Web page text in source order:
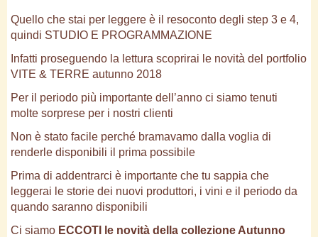
Quello che stai per leggere è il resoconto degli step 3 e 4,
quindi STUDIO E PROGRAMMAZIONE
Infatti proseguendo la lettura scoprirai le novità del portfolio
VITE & TERRE autunno 2018
Per il periodo più importante dell’anno ci siamo tenuti
molte sorprese per i nostri clienti
Non è stato facile perché bramavamo dalla voglia di
renderle disponibili il prima possibile
Prima di addentrarci è importante che tu sappia che
leggerai le storie dei nuovi produttori, i vini e il periodo da
quando saranno disponibili
Ci siamo ECCOTI le novità della collezione Autunno